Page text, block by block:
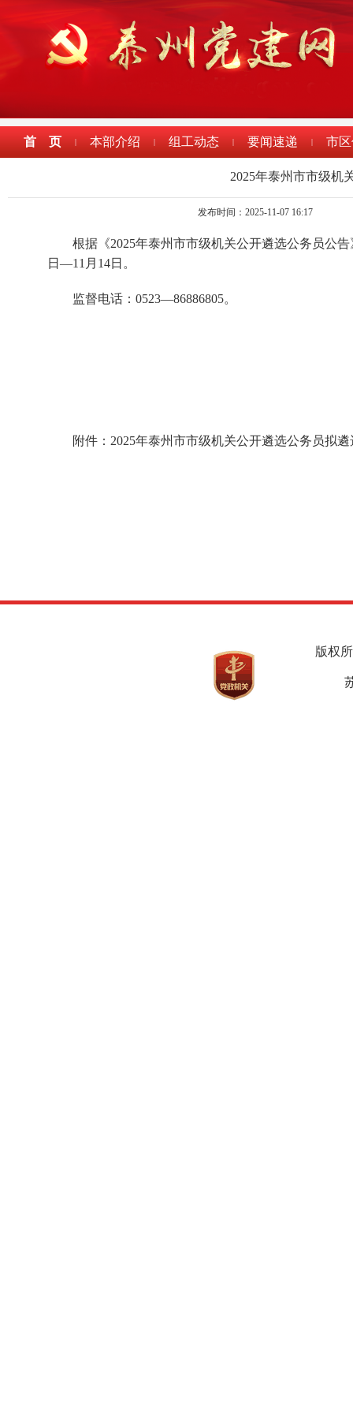
首 页 | 本部介绍 | 组工动态 | 要闻速递 | 市
2025年泰州市市级机
发布时间：2025-11-07 16:17
根据《2025年泰州市市级机关公开遴选公务员公
日—11月14日。
监督电话：0523—86886805。
附件： 2025年泰州市市级机关公开遴选公务员拟
版权